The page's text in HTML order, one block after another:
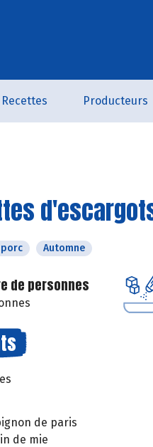
Recettes Producteurs
porc Automne
de personnes
de paris
de mie